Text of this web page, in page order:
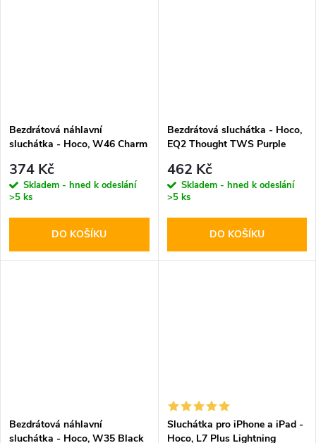
Bezdrátová náhlavní
sluchátka - Hoco, W46 Charm
374 Kč
Skladem - hned k odeslání
>5 ks
DO KOŠÍKU
Bezdrátová sluchátka - Hoco,
EQ2 Thought TWS Purple
462 Kč
Skladem - hned k odeslání
>5 ks
DO KOŠÍKU
Bezdrátová náhlavní
sluchátka - Hoco, W35 Black
Sluchátka pro iPhone a iPad -
Hoco, L7 Plus Lightning